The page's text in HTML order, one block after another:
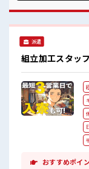
キレイ
で安心
派遣
組立加工スタッ
おすすめポイ